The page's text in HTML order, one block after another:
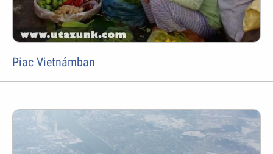
Piac Vietnámban